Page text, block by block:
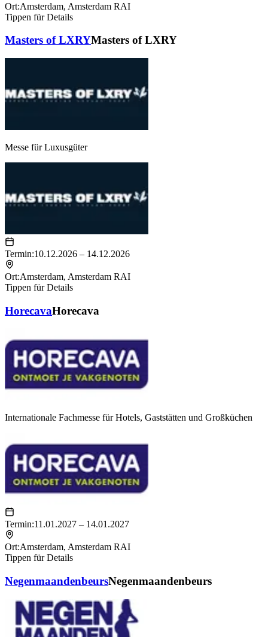
Ort:Amsterdam, Amsterdam RAI
Tippen für Details
Masters of LXRYMasters of LXRY
Messe für Luxusgüter
Termin:10.12.2026 – 14.12.2026
Ort:Amsterdam, Amsterdam RAI
Tippen für Details
HorecavaHorecava
Internationale Fachmesse für Hotels, Gaststätten und Großküchen
Termin:11.01.2027 – 14.01.2027
Ort:Amsterdam, Amsterdam RAI
Tippen für Details
NegenmaandenbeursNegenmaandenbeurs